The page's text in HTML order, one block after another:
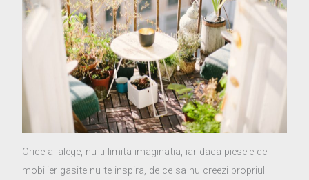
Orice ai alege, nu-ti limita imaginatia, iar daca piesele de
mobilier gasite nu te inspira, de ce sa nu creezi propriul